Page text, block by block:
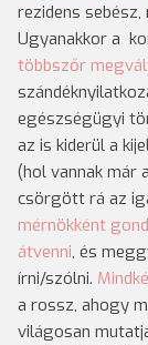
rezidens
Ugyanakkor a
többszőr
egészségügyi
az is kiderül a
(hol vannak már
csörgött rá az
mérnökként
átvenni, és
írni/szólni.
a rossz, ahogy
világosan